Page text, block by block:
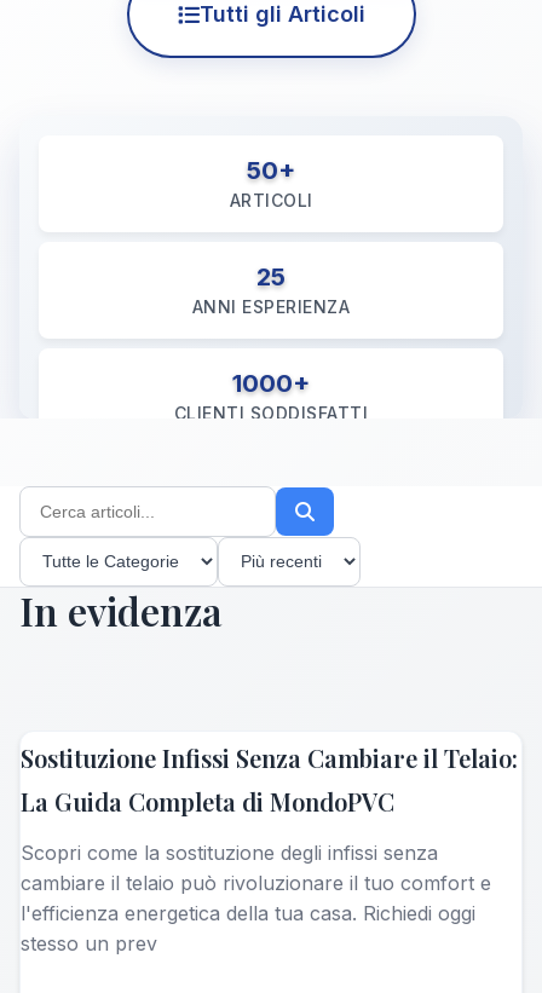
Tutti gli Articoli
50+
ARTICOLI
25
ANNI ESPERIENZA
1000+
CLIENTI SODDISFATTI
Finestre PVC
Guide complete
Porte Sicure
Consigli pratici
In evidenza
Sostituzione Infissi Senza Cambiare il Telaio:
La Guida Completa di MondoPVC
Scopri come la sostituzione degli infissi senza
cambiare il telaio può rivoluzionare il tuo comfort e
l'efficienza energetica della tua casa. Richiedi oggi
stesso un prev